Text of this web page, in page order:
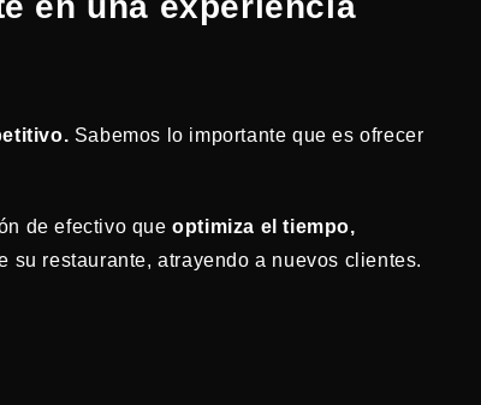
Sabemos lo importante que es ofrecer
de efectivo queoptimiza el tiempo,
restaurante, atrayendo a nuevos clientes.